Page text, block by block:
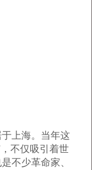
上海。当年这
不仅吸引着世
不少革命家、